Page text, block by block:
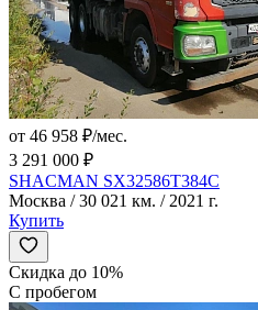
от 46 958 ₽/мес.
3 291 000 ₽
SHACMAN SX32586T384C
Москва / 30 021 км. / 2021 г.
Купить
Скидка до 10%
С пробегом